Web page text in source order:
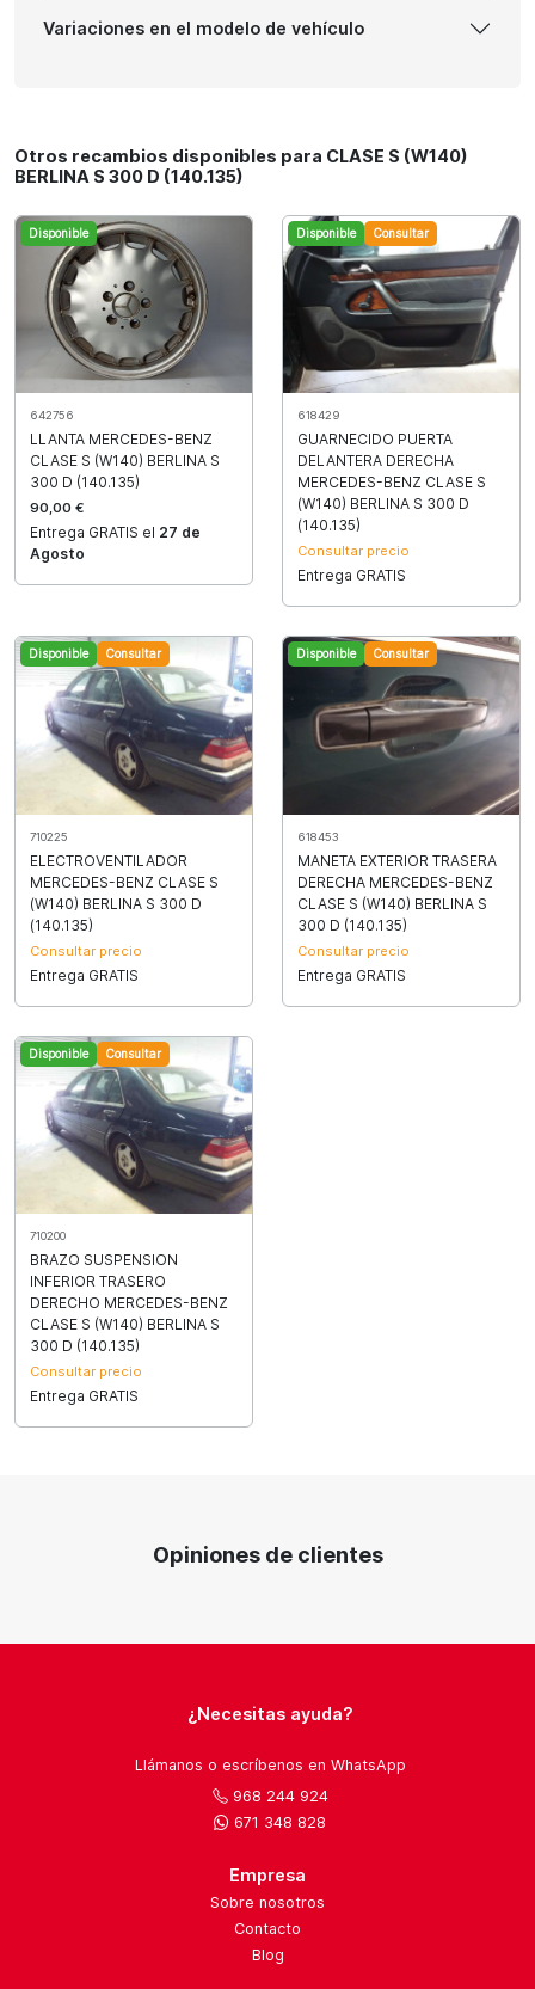
Variaciones en el modelo de vehículo
Otros recambios disponibles para CLASE S (W140)
BERLINA S 300 D (140.135)
Disponible
642756
LLANTA MERCEDES-BENZ
CLASE S (W140) BERLINA S
300 D (140.135)
90,00 €
Entrega GRATIS el 27 de
Agosto
Disponible Consultar
618429
GUARNECIDO PUERTA
DELANTERA DERECHA
MERCEDES-BENZ CLASE S
(W140) BERLINA S 300 D
(140.135)
Consultar precio
Entrega GRATIS
Disponible Consultar
710225
ELECTROVENTILADOR
MERCEDES-BENZ CLASE S
(W140) BERLINA S 300 D
(140.135)
Consultar precio
Entrega GRATIS
Disponible Consultar
618453
MANETA EXTERIOR TRASERA
DERECHA MERCEDES-BENZ
CLASE S (W140) BERLINA S
300 D (140.135)
Consultar precio
Entrega GRATIS
Disponible Consultar
710200
BRAZO SUSPENSION
INFERIOR TRASERO
DERECHO MERCEDES-BENZ
CLASE S (W140) BERLINA S
300 D (140.135)
Consultar precio
Entrega GRATIS
Opiniones de clientes
¿Necesitas ayuda?
Llámanos o escríbenos en WhatsApp
968 244 924
671 348 828
Empresa
Sobre nosotros
Contacto
Blog